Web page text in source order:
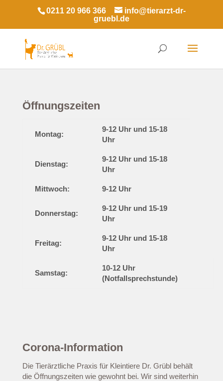
0211 20 966 366
info@tierarzt-dr-
gruebl.de
Öffnungszeiten
Montag:
9-12 Uhr und 15-18
Uhr
Dienstag:
9-12 Uhr und 15-18
Uhr
Mittwoch: 9-12 Uhr
Donnerstag:
9-12 Uhr und 15-19
Uhr
Freitag:
9-12 Uhr und 15-18
Uhr
Samstag:
10-12 Uhr
(Notfallsprechstunde)
Corona-Information
Die Tierärztliche Praxis für Kleintiere Dr. Grübl behält
die Öffnungszeiten wie gewohnt bei. Wir sind weiterhin